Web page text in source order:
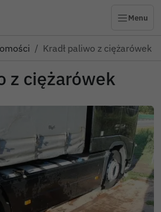
Menu
Kradł paliwo z ciężarówek
z ciężarówek